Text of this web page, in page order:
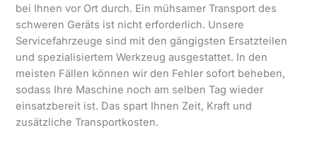
bei Ihnen vor Ort durch. Ein mühsamer Transport des
schweren Geräts ist nicht erforderlich. Unsere
Servicefahrzeuge sind mit den gängigsten Ersatzteilen
und spezialisiertem Werkzeug ausgestattet. In den
meisten Fällen können wir den Fehler sofort beheben,
sodass Ihre Maschine noch am selben Tag wieder
einsatzbereit ist. Das spart Ihnen Zeit, Kraft und
zusätzliche Transportkosten.